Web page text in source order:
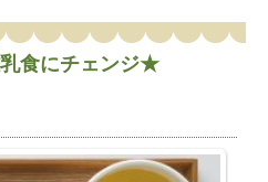
食にチェンジ★